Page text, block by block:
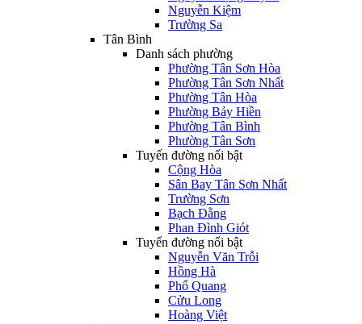
Nguyễn Kiệm
Trường Sa
Tân Bình
Danh sách phường
Phường Tân Sơn Hòa
Phường Tân Sơn Nhất
Phường Tân Hòa
Phường Bảy Hiền
Phường Tân Bình
Phường Tân Sơn
Tuyến đường nổi bật
Cộng Hòa
Sân Bay Tân Sơn Nhất
Trường Sơn
Bạch Đằng
Phan Đình Giót
Tuyến đường nổi bật
Nguyễn Văn Trỗi
Hồng Hà
Phổ Quang
Cửu Long
Hoàng Việt